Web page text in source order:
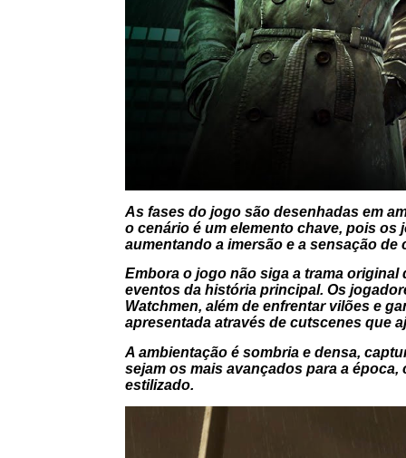
As fases do jogo são desenhadas em
o cenário é um elemento chave, pois
aumentando a imersão e a sensação de
Embora o jogo não siga a trama
eventos da história principal. Os
Watchmen, além de enfrentar vilões e
apresentada através de cutscenes que
A ambientação é sombria e densa,
sejam os mais avançados para a
estilizado.